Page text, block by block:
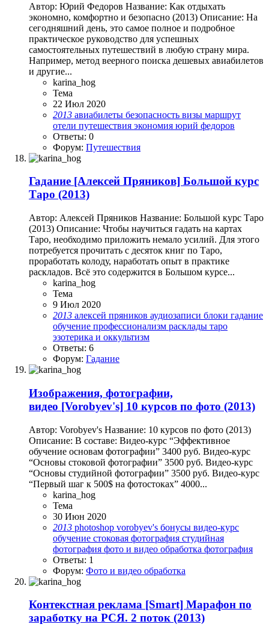
Автор: Юрий Федорoв Название: Как отдыхать
экономно, комфортно и безопасно (2013) Описание: На
сегодняшний день, это самое полное и подробное
практическое руководство для успешных
самостоятельных путешествий в любую страну мира.
Например, метод веерного поиска дешевых авиабилетов
и другие...
karina_hog
Тема
22 Июл 2020
2013 авиабилеты безопасность визы маршрут
отели путешествия экономия юрий федорoв
Ответы: 0
Форум: Путешествия
Гадание [Алексей Пряников] Большой курс
Таро (2013)
Автор: Алексей Пряников Название: Большой курс Таро
(2013) Описание: Чтобы научиться гадать на картах
Таро, необходимо приложить немало усилий. Для этого
потребуется прочитать с десяток книг по Таро,
проработать колоду, наработать опыт в практике
раскладов. Всё это содержится в Большом курсе...
karina_hog
Тема
9 Июл 2020
2013 алексей пряников аудиозаписи блоки гадание
обучение профессионализм расклады таро
эзотерика и оккультизм
Ответы: 6
Форум: Гадание
Изображения, фотографии,
видео [Vorobyev's] 10 курсов по фото (2013)
Автор: Vorobyev's Название: 10 курсов по фото (2013)
Описание: В составе: Видео-курс “Эффективное
обучение основам фотографии” 3400 руб. Видео-курс
“Основы стоковой фотографии” 3500 руб. Видео-курс
“Основы студийной фотографии” 3500 руб. Видео-курс
“Первый шаг к 500$ на фотостоках” 4000...
karina_hog
Тема
30 Июн 2020
2013 photoshop vorobyev's бонусы видео-курс
обучение стоковая фотография студийная
фотография фото и видео обработка фотография
Ответы: 1
Форум: Фото и видео обработка
Контекстная реклама [Smаrt] Марафон по
заработку на РСЯ. 2 поток (2013)